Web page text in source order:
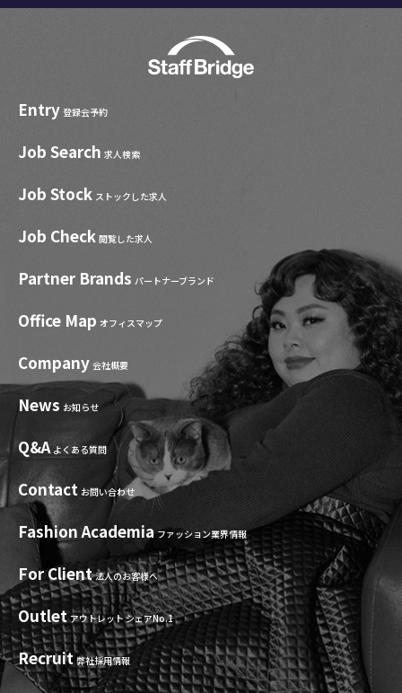
Entry 登録会予約
Job Search 求人検索
Job Stock ストックした求人
Job Check 閲覧した求人
Partner Brands パートナーブランド
Office Map オフィスマップ
Company 会社概要
News お知らせ
Q&A よくある質問
Contact お問い合わせ
Fashion Academia ファッション業界情報
For Client 法人のお客様へ
Outlet アウトレット シェアNo.1
Recruit 弊社採用情報